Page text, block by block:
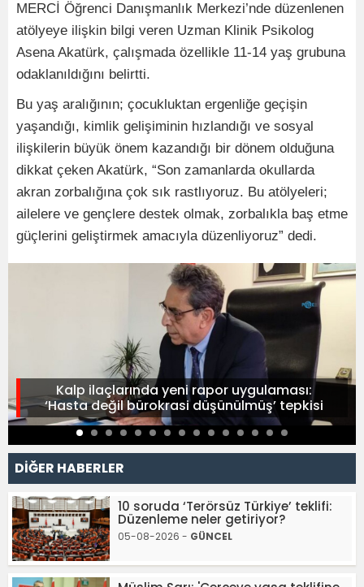
MERCİ Öğrenci Danışmanlık Merkezi’nde düzenlenen
atölyeye ilişkin bilgi veren Uzman Klinik Psikolog
Asena Akatürk, çalışmada özellikle 11-14 yaş grubuna
odaklanıldığını belirtti.
Bu yaş aralığının; çocukluktan ergenliğe geçişin
yaşandığı, kimlik gelişiminin hızlandığı ve sosyal
ilişkilerin büyük önem kazandığı bir dönem olduğuna
dikkat çeken Akatürk, “Son zamanlarda okullarda
akran zorbalığına çok sık rastlıyoruz. Bu atölyeleri;
ailelere ve gençlere destek olmak, zorbalıkla baş etme
güçlerini geliştirmek amacıyla düzenliyoruz” dedi.
Kalp ilaçlarında yeni rapor uygulaması:
‘Hasta değil bürokrasi düşünülmüş’ tepkisi
DİĞER HABERLER
10 soruda ‘Terörsüz Türkiye’ teklifi:
Düzenleme neler getiriyor?
05-08-2026 - GÜNCEL